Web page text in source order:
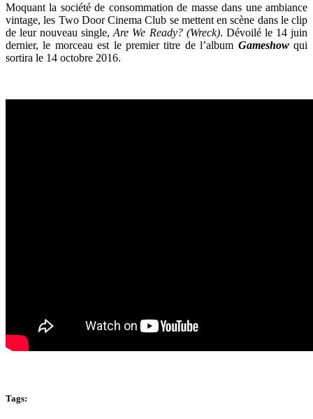
Moquant la société de consommation de masse dans une ambiance
vintage, les Two Door Cinema Club se mettent en scène dans le clip
de leur nouveau single, Are We Ready? (Wreck). Dévoilé le 14 juin
dernier, le morceau est le premier titre de l’album Gameshowqui
sortira le 14 octobre 2016.
Tags: